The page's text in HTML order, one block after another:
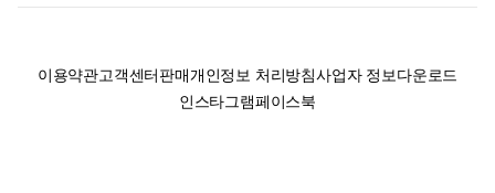
이용약관고객센터판매개인정보 처리방침사업자 정보다운로드
인스타그램페이스북